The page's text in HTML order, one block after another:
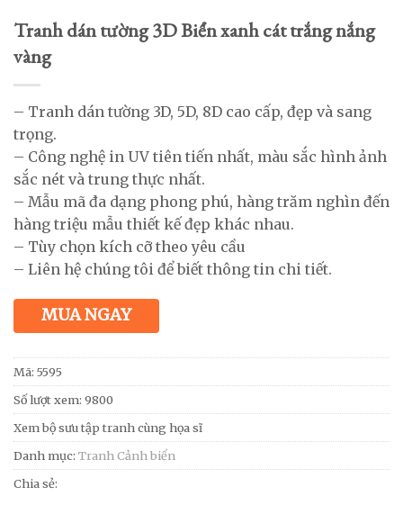
Tranh dán tường 3D Biển xanh cát trắng nắng
vàng
– Tranh dán tường 3D, 5D, 8D cao cấp, đẹp và sang
trọng.
– Công nghệ in UV tiên tiến nhất, màu sắc hình ảnh
sắc nét và trung thực nhất.
– Mẫu mã đa dạng phong phú, hàng trăm nghìn đến
hàng triệu mẫu thiết kế đẹp khác nhau.
– Tùy chọn kích cỡ theo yêu cầu
– Liên hệ chúng tôi để biết thông tin chi tiết.
MUA NGAY
Mã: 5595
Số lượt xem: 9800
Xem bộ sưu tập tranh cùng họa sĩ
Danh mục: Tranh Cảnh biển
Chia sẻ: